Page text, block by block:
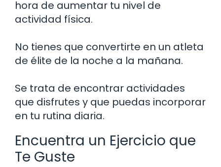
hora de aumentar tu nivel de
actividad física.
No tienes que convertirte en un atleta
de élite de la noche a la mañana.
Se trata de encontrar actividades
que disfrutes y que puedas incorporar
en tu rutina diaria.
Encuentra un Ejercicio que
Te Guste